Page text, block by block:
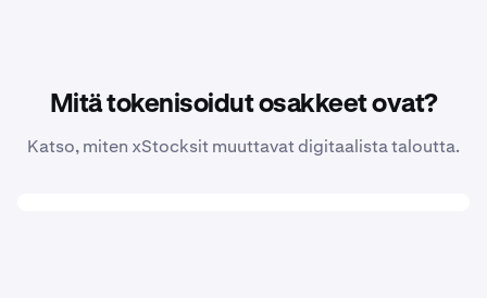
Mitä tokenisoidut osakkeet ovat?
Katso, miten xStocksit muuttavat digitaalista taloutta.